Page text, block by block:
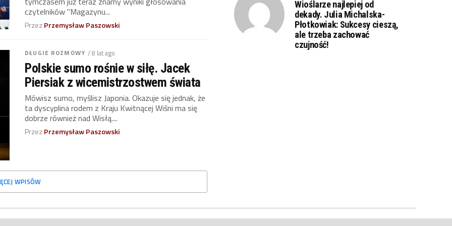
czytelników "Magazynu...
PrzezPrzemysław Paszowski
DŁUGIE ROZMOWY / 8 lat ago
Polskie sumo rośnie w siłę. Jacek
Piersiak z wicemistrzostwem świata
Mówisz sumo, myślisz Japonia. Okazuje się jednak, że
ta dyscyplina rodem z Kraju Kwitnącej Wiśni ma się
dobrze również nad Wisłą....
PrzezPrzemysław Paszowski
WPISÓW
Wioślarze najlepiej od
dekady. Julia Michalska-
Płotkowiak: Sukcesy cieszą,
ale trzeba zachować
czujność!